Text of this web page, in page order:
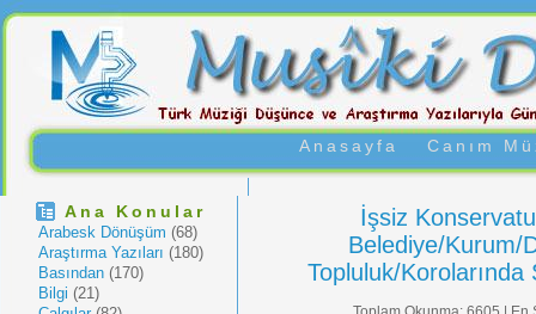
Anasayfa Canım
Ana Konular
Arabesk Dönüşüm (68)
Araştırma Yazıları (180)
Basından (170)
Bilgi (21)
İşsiz
Belediye/Kurum/
Topluluk/